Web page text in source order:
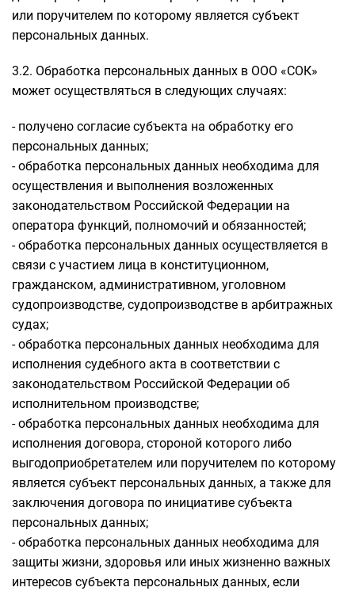
или поручителем по которому является субъект
персональных данных.
3.2. Обработка персональных данных в ООО «СОК»
может осуществляться в следующих случаях:
- получено согласие субъекта на обработку его
персональных данных;
- обработка персональных данных необходима для
осуществления и выполнения возложенных
законодательством Российской Федерации на
оператора функций, полномочий и обязанностей;
- обработка персональных данных осуществляется в
связи с участием лица в конституционном,
гражданском, административном, уголовном
судопроизводстве, судопроизводстве в арбитражных
судах;
- обработка персональных данных необходима для
исполнения судебного акта в соответствии с
законодательством Российской Федерации об
исполнительном производстве;
- обработка персональных данных необходима для
исполнения договора, стороной которого либо
выгодоприобретателем или поручителем по которому
является субъект персональных данных, а также для
заключения договора по инициативе субъекта
персональных данных;
- обработка персональных данных необходима для
защиты жизни, здоровья или иных жизненно важных
интересов субъекта персональных данных, если